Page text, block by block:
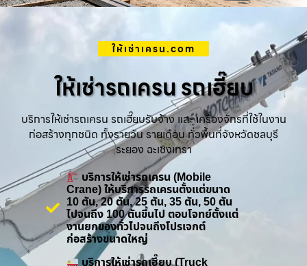
ให้เช่าเครน.com
ให้เช่ารถเครน รถเฮี๊ยบ
บริการให้เช่ารถเครน รถเฮี๊ยบรับจ้าง และ เครื่องจักรที่ใช้ในงาน
ก่อสร้างทุกชนิด ทั้งรายวัน รายเดือน ทั่วพื้นที่จังหวัดชลบุรี
ระยอง ฉะเชิงเทรา
บริการให้เช่ารถเครน (Mobile
Crane) ให้บริการรถเครนตั้งแต่ขนาด
10 ตัน, 20 ตัน, 25 ตัน, 35 ตัน, 50 ตัน
ไปจนถึง 100 ตันขึ้นไป ตอบโจทย์ตั้งแต่
งานยกของทั่วไปจนถึงโปรเจกต์
ก่อสร้างขนาดใหญ่